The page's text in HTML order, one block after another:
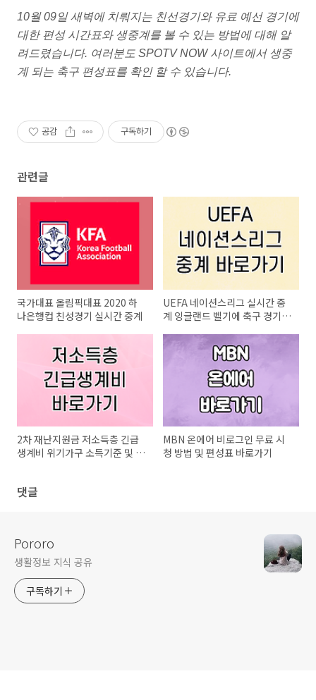
10월 09일 새벽에 치뤄지는 친선경기와 유료 예선 경기에
대한 편성 시간표와 생중계를 볼 수 있는 방법에 대해 알
려드렸습니다. 여러분도 SPOTV NOW 사이트에서 생중
계 되는 축구 편성표를 확인 할 수 있습니다.
공감 구독하기
관련글
국가대표 올림픽대표 2020 하
나은행컵 친성경기 실시간 중계
UEFA 네이션스리그 실시간 중
계 잉글랜드 벨기에 축구 경기
2차 재난지원금 저소득층 긴급
생계비 위기가구 소득기준 및 신
MBN 온에어 비로그인 무료 시
청 방법 및 편성표 바로가기
댓글
Pororo
생활정보 지식 공유
구독하기